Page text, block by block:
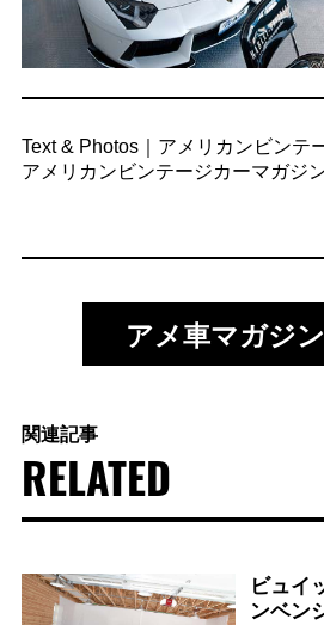
Text & Photos｜アメリカンビンテ
アメリカンビンテージカーマガジ
アメ車マガジ
関連記事
RELATED
ビュイ
ンベン